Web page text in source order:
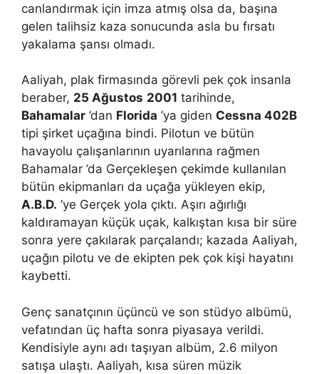
canlandırmak için imza atmış olsa da, başına
gelen talihsiz kaza sonucunda asla bu fırsatı
yakalama şansı olmadı.
Aaliyah, plak firmasında görevli pek çok insanla
beraber, 25 Ağustos 2001 tarihinde,
Bahamalar ’dan Florida ’ya giden Cessna 402B
tipi şirket uçağına bindi. Pilotun ve bütün
havayolu çalışanlarının uyarılarına rağmen
Bahamalar ’da Gerçekleşen çekimde kullanılan
bütün ekipmanları da uçağa yükleyen ekip,
A.B.D. ’ye Gerçek yola çıktı. Aşırı ağırlığı
kaldıramayan küçük uçak, kalkıştan kısa bir süre
sonra yere çakılarak parçalandı; kazada Aaliyah,
uçağın pilotu ve de ekipten pek çok kişi hayatını
kaybetti.
Genç sanatçının üçüncü ve son stüdyo albümü,
vefatından üç hafta sonra piyasaya verildi.
Kendisiyle aynı adı taşıyan albüm, 2.6 milyon
satışa ulaştı. Aaliyah, kısa süren müzik